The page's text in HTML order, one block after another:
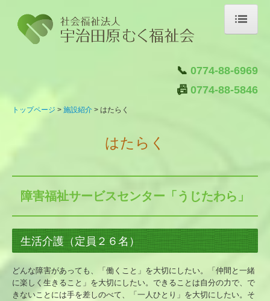
トップページ
ご注文はこちら
法人概要
情報公開
📞 0774-88-6969
📠 0774-88-5846
トップページ 施設紹介 はたらく
はたらく
障害福祉サービスセンター「うじたわら」
生活介護（定員２６名）
どんな障害があっても、「働くこと」を大切にしたい。
「仲間と一緒
に楽しく生きること」を大切にしたい。できることは自分の力で、で
きないことには手を差しのべて、「一人ひとり」を大切にしたい。そ